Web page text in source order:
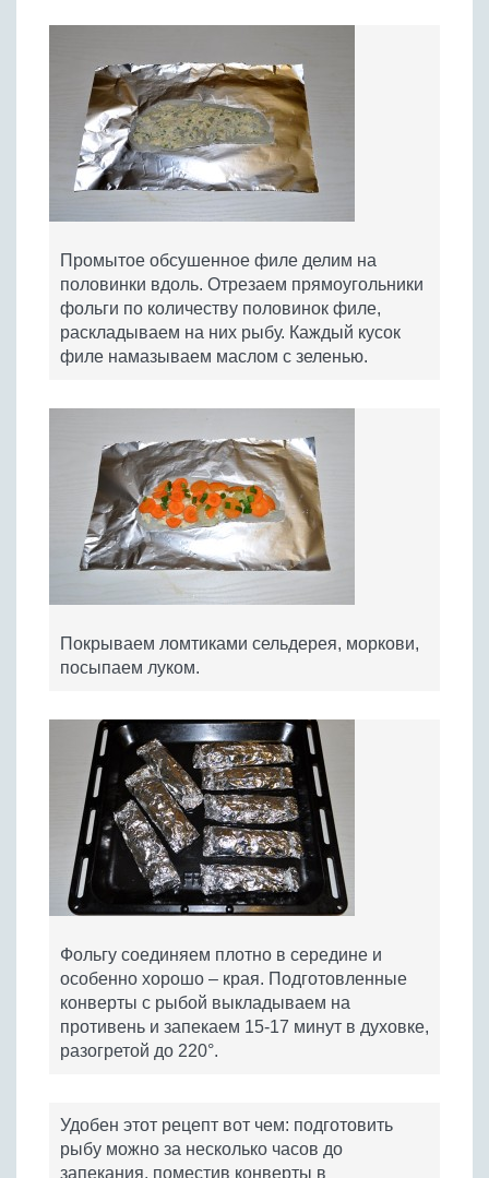
Промытое обсушенное филе делим на
половинки вдоль. Отрезаем прямоугольники
фольги по количеству половинок филе,
раскладываем на них рыбу. Каждый кусок
филе намазываем маслом с зеленью.
Покрываем ломтиками сельдерея, моркови,
посыпаем луком.
Фольгу соединяем плотно в середине и
особенно хорошо – края. Подготовленные
конверты с рыбой выкладываем на
противень и запекаем 15-17 минут в духовке,
разогретой до 220°.
Удобен этот рецепт вот чем: подготовить
рыбу можно за несколько часов до
запекания, поместив конверты в